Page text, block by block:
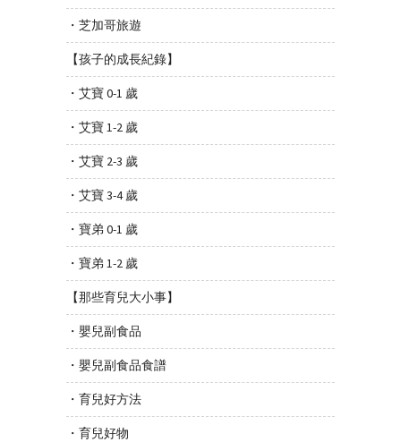
・芝加哥旅遊
【孩子的成長紀錄】
・艾寶 0-1 歲
・艾寶 1-2 歲
・艾寶 2-3 歲
・艾寶 3-4 歲
・寶弟 0-1 歲
・寶弟 1-2 歲
【那些育兒大小事】
・嬰兒副食品
・嬰兒副食品食譜
・育兒好方法
・育兒好物